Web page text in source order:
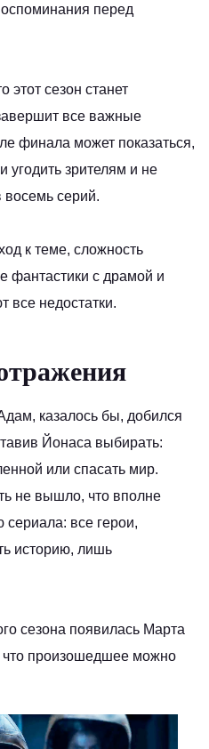
перед
этот сезон станет
все важные
финала может показаться,
угодить зрителям и не
восемь серий.
к теме, сложность
фантастики с драмой и
все недостатки.
казалось бы, добился
Йонаса выбирать:
или спасать мир.
не вышло, что вполне
сериала: все герои,
историю, лишь
сезона появилась Марта
что произошедшее можно